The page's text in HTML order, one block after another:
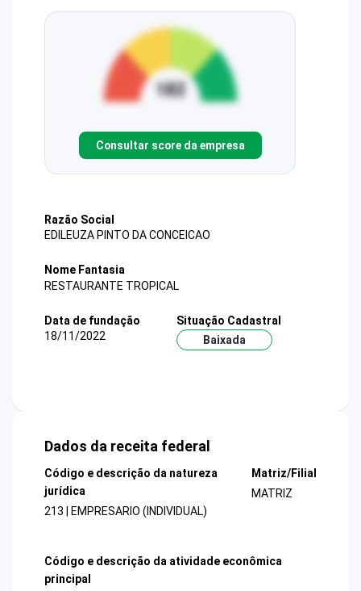
Consultar score da empresa
Razão Social
EDILEUZA PINTO DA CONCEICAO
Nome Fantasia
RESTAURANTE TROPICAL
Data de fundação
18/11/2022
Situação Cadastral
Baixada
Dados da receita federal
Código e descrição da natureza
jurídica
213 | EMPRESARIO (INDIVIDUAL)
Matriz/Filial
MATRIZ
Código e descrição da atividade econômica
principal